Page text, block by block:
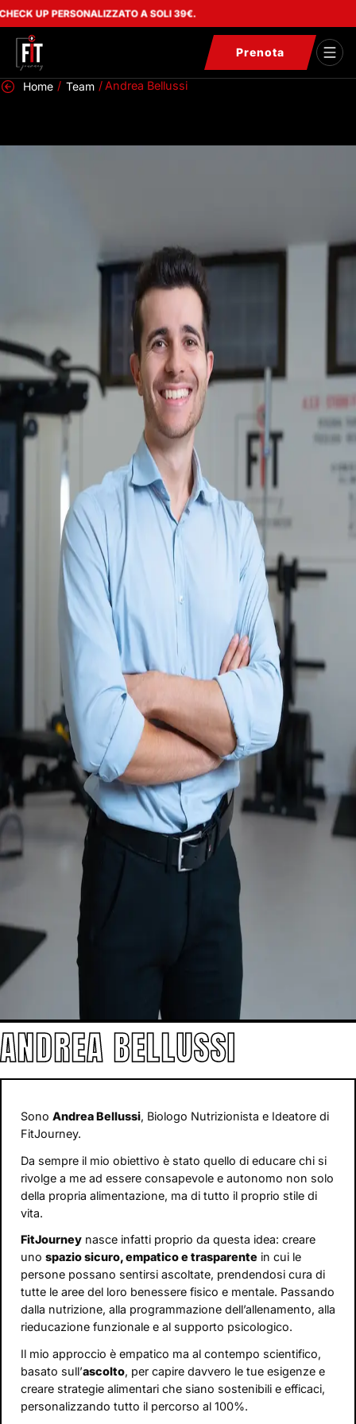
PERSONALIZZATO A SOLI 39€.
Prenota
Home / Team / Andrea Bellussi
ANDREA BELLUSSI
Sono Andrea Bellussi, Biologo Nutrizionista e Ideatore di
FitJourney.
Da sempre il mio obiettivo è stato quello di educare chi si
rivolge a me ad essere consapevole e autonomo non solo
della propria alimentazione, ma di tutto il proprio stile di
vita.
FitJourneynasce infatti proprio da questa idea: creare
uno spazio sicuro, empatico e trasparentein cui le
persone possano sentirsi ascoltate, prendendosi cura di
tutte le aree del loro benessere fisico e mentale. Passando
dalla nutrizione, alla programmazione dell’allenamento, alla
rieducazione funzionale e al supporto psicologico.
Il mio approccio è empatico ma al contempo scientifico,
basato sull’ascolto, per capire davvero le tue esigenze e
creare strategie alimentari che siano sostenibili e efficaci,
personalizzando tutto il percorso al 100%.